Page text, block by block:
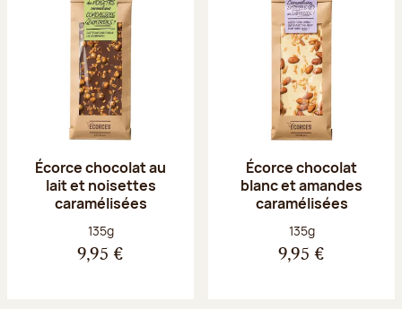
Écorce chocolat au
lait et noisettes
caramélisées
Poids net :
135g
9,95 €
Écorce chocolat
blanc et amandes
caramélisées
Poids net :
135g
9,95 €